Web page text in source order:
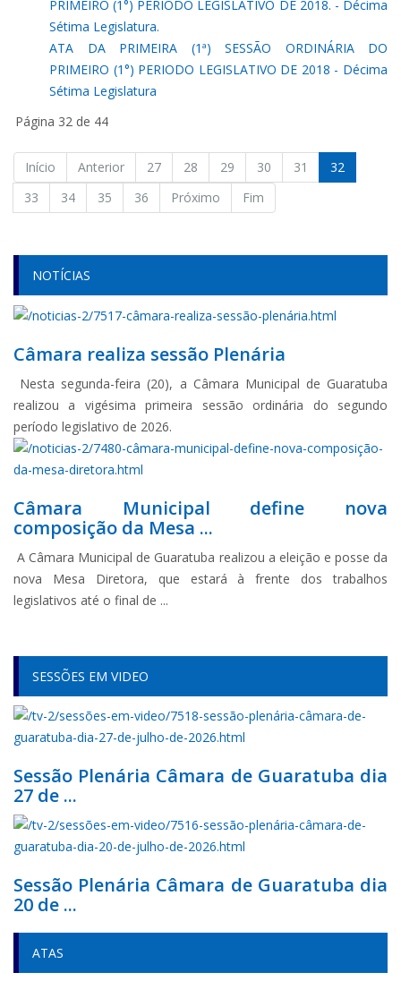
PRIMEIRO (1°) PERIODO LEGISLATIVO DE 2018. - Décima
Sétima Legislatura.
ATA DA PRIMEIRA (1ª) SESSÃO ORDINÁRIA DO
PRIMEIRO (1°) PERIODO LEGISLATIVO DE 2018 - Décima
Sétima Legislatura
Página 32 de 44
Início Anterior 27 28 29 30 31
32
33
34 35 36 Próximo Fim
NOTÍCIAS
Câmara realiza sessão Plenária
Nesta segunda-feira (20), a Câmara Municipal de Guaratuba
realizou a vigésima primeira sessão ordinária do segundo
período legislativo de 2026.
Câmara Municipal define nova
composição da Mesa ...
A Câmara Municipal de Guaratuba realizou a eleição e posse da
nova Mesa Diretora, que estará à frente dos trabalhos
legislativos até o final de ...
SESSÕES EM VIDEO
Sessão Plenária Câmara de Guaratuba dia
27 de ...
Sessão Plenária Câmara de Guaratuba dia
20 de ...
ATAS